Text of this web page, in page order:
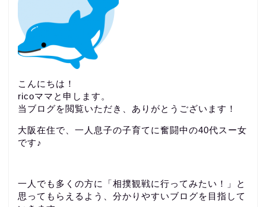
こんにちは！
ricoママと申します。
当ブログを閲覧いただき、ありがとうございます！
大阪在住で、一人息子の子育てに奮闘中の40代スー女
です♪
一人でも多くの方に「相撲観戦に行ってみたい！」と
思ってもらえるよう、分かりやすいブログを目指して